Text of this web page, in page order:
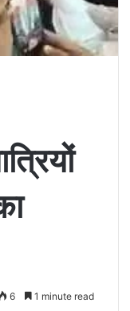
6 1 minute read